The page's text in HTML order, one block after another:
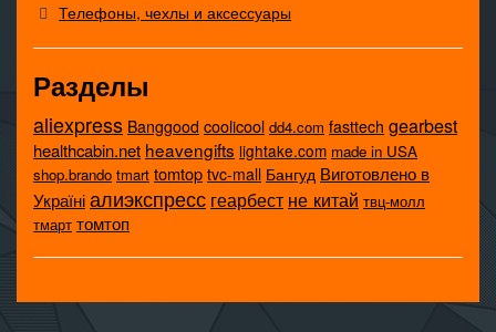
Телефоны, чехлы и аксессуары
Разделы
aliexpress Banggood coolicool dd4.com fasttech gearbest
healthcabin.net heavengifts lightake.com made in USA
shop.brando tmart tomtop tvc-mall Бангуд Виготовлено в
Україніалиэкспресс геарбест не китай твц-молл
тмарт томтоп